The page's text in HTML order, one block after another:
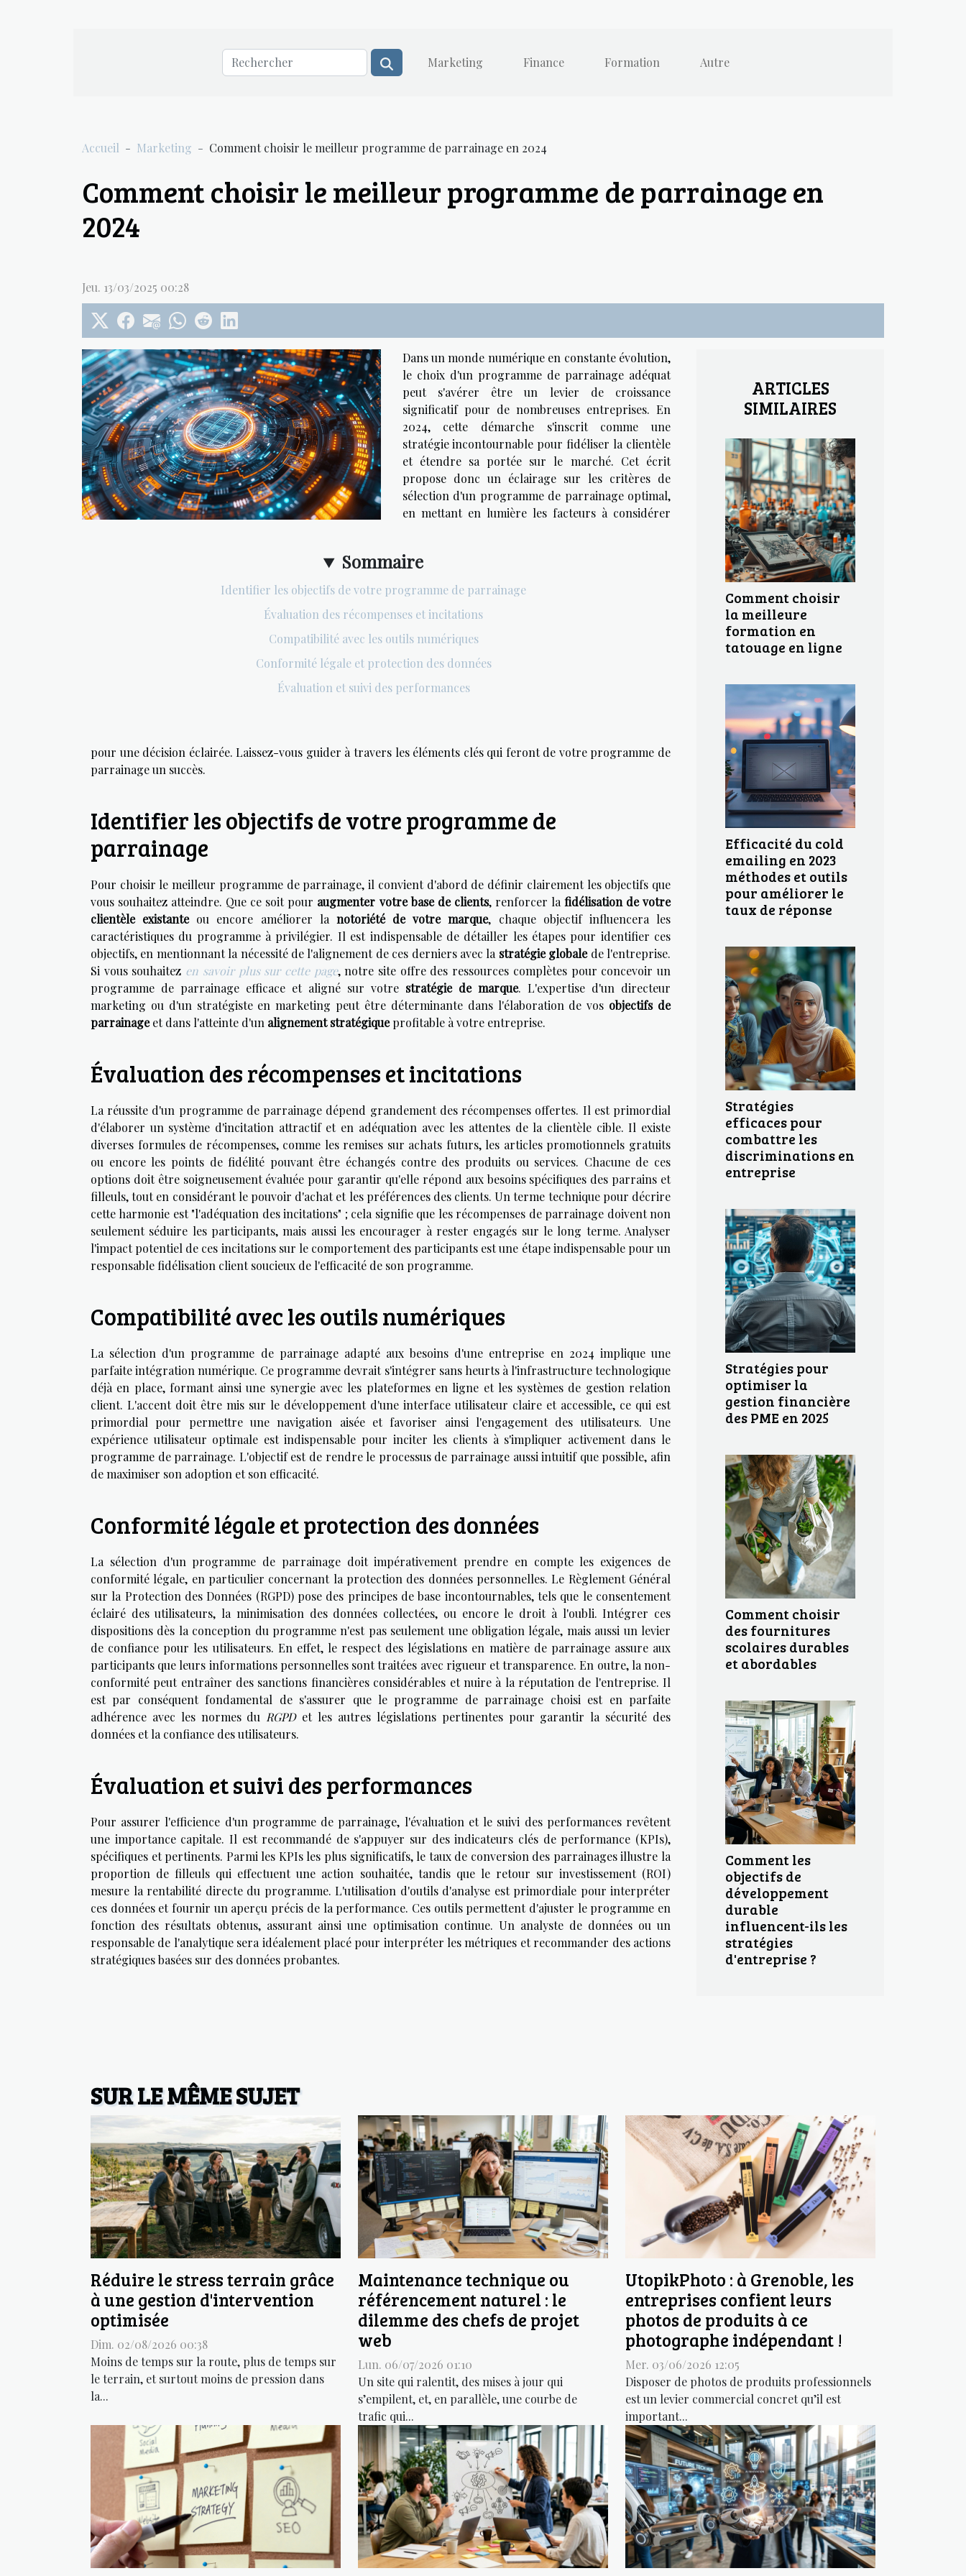
Marketing Finance Formation Autre
Accueil Marketing Comment choisir le meilleur programme de parrainage en 2024
Comment choisir le meilleur programme de parrainage en
2024
Jeu. 13/03/2025 00:28
Sommaire
Identifier les objectifs de votre programme de parrainage
Évaluation des récompenses et incitations
Compatibilité avec les outils numériques
Conformité légale et protection des données
Évaluation et suivi des performances
Dans un monde numérique en constante évolution,
le choix d'un programme de parrainage adéquat
peut s'avérer être un levier de croissance
significatif pour de nombreuses entreprises. En
2024, cette démarche s'inscrit comme une
stratégie incontournable pour fidéliser la clientèle
et étendre sa portée sur le marché. Cet écrit
propose donc un éclairage sur les critères de
sélection d'un programme de parrainage optimal,
en mettant en lumière les facteurs à considérer
pour une décision éclairée. Laissez-vous guider à travers les éléments clés qui feront de votre programme de
parrainage un succès.
Identifier les objectifs de votre programme de
parrainage
Pour choisir le meilleur programme de parrainage, il convient d'abord de définir clairement les objectifs que
vous souhaitez atteindre. Que ce soit pour augmenter votre base de clients, renforcer lafidélisation de votre
clientèle existanteou encore améliorer la notoriété de votre marque, chaque objectif influencera les
caractéristiques du programme à privilégier. Il est indispensable de détailler les étapes pour identifier ces
objectifs, en mentionnant la nécessité de l'alignement de ces derniers avec la stratégie globalede l'entreprise.
Si vous souhaitez en savoir plus sur cette page, notre site offre des ressources complètes pour concevoir un
programme de parrainage efficace et aligné sur votre stratégie de marque. L'expertise d'un directeur
marketing ou d'un stratégiste en marketing peut être déterminante dans l'élaboration de vos objectifs de
parrainageet dans l'atteinte d'un alignement stratégiqueprofitable à votre entreprise.
Évaluation des récompenses et incitations
La réussite d'un programme de parrainage dépend grandement des récompenses offertes. Il est primordial
d'élaborer un système d'incitation attractif et en adéquation avec les attentes de la clientèle cible. Il existe
diverses formules de récompenses, comme les remises sur achats futurs, les articles promotionnels gratuits
ou encore les points de fidélité pouvant être échangés contre des produits ou services. Chacune de ces
options doit être soigneusement évaluée pour garantir qu'elle répond aux besoins spécifiques des parrains et
filleuls, tout en considérant le pouvoir d'achat et les préférences des clients. Un terme technique pour décrire
cette harmonie est "l'adéquation des incitations" ; cela signifie que les récompenses de parrainage doivent non
seulement séduire les participants, mais aussi les encourager à rester engagés sur le long terme. Analyser
l'impact potentiel de ces incitations sur le comportement des participants est une étape indispensable pour un
responsable fidélisation client soucieux de l'efficacité de son programme.
Compatibilité avec les outils numériques
La sélection d'un programme de parrainage adapté aux besoins d'une entreprise en 2024 implique une
parfaite intégration numérique. Ce programme devrait s'intégrer sans heurts à l'infrastructure technologique
déjà en place, formant ainsi une synergie avec les plateformes en ligne et les systèmes de gestion relation
client. L'accent doit être mis sur le développement d'une interface utilisateur claire et accessible, ce qui est
primordial pour permettre une navigation aisée et favoriser ainsi l'engagement des utilisateurs. Une
expérience utilisateur optimale est indispensable pour inciter les clients à s'impliquer activement dans le
programme de parrainage. L'objectif est de rendre le processus de parrainage aussi intuitif que possible, afin
de maximiser son adoption et son efficacité.
Conformité légale et protection des données
La sélection d'un programme de parrainage doit impérativement prendre en compte les exigences de
conformité légale, en particulier concernant la protection des données personnelles. Le Règlement Général
sur la Protection des Données (RGPD) pose des principes de base incontournables, tels que le consentement
éclairé des utilisateurs, la minimisation des données collectées, ou encore le droit à l'oubli. Intégrer ces
dispositions dès la conception du programme n'est pas seulement une obligation légale, mais aussi un levier
de confiance pour les utilisateurs. En effet, le respect des législations en matière de parrainage assure aux
participants que leurs informations personnelles sont traitées avec rigueur et transparence. En outre, la non-
conformité peut entraîner des sanctions financières considérables et nuire à la réputation de l'entreprise. Il
est par conséquent fondamental de s'assurer que le programme de parrainage choisi est en parfaite
adhérence avec les normes du RGPDet les autres législations pertinentes pour garantir la sécurité des
données et la confiance des utilisateurs.
Évaluation et suivi des performances
Pour assurer l'efficience d'un programme de parrainage, l'évaluation et le suivi des performances revêtent
une importance capitale. Il est recommandé de s'appuyer sur des indicateurs clés de performance (KPIs),
spécifiques et pertinents. Parmi les KPIs les plus significatifs, le taux de conversion des parrainages illustre la
proportion de filleuls qui effectuent une action souhaitée, tandis que le retour sur investissement (ROI)
mesure la rentabilité directe du programme. L'utilisation d'outils d'analyse est primordiale pour interpréter
ces données et fournir un aperçu précis de la performance. Ces outils permettent d'ajuster le programme en
fonction des résultats obtenus, assurant ainsi une optimisation continue. Un analyste de données ou un
responsable de l'analytique sera idéalement placé pour interpréter les métriques et recommander des actions
stratégiques basées sur des données probantes.
ARTICLES
SIMILAIRES
Comment choisir
la meilleure
formation en
tatouage en ligne
Efficacité du cold
emailing en 2023
méthodes et outils
pour améliorer le
taux de réponse
Stratégies
efficaces pour
combattre les
discriminations en
entreprise
Stratégies pour
optimiser la
gestion financière
des PME en 2025
Comment choisir
des fournitures
scolaires durables
et abordables
Comment les
objectifs de
développement
durable
influencent-ils les
stratégies
d'entreprise ?
SUR LE MÊME SUJET
Réduire le stress terrain grâce
à une gestion d'intervention
optimisée
Dim. 02/08/2026 00:38
Moins de temps sur la route, plus de temps sur
le terrain, et surtout moins de pression dans
la...
Maintenance technique ou
référencement naturel : le
dilemme des chefs de projet
web
Lun. 06/07/2026 01:10
Un site qui ralentit, des mises à jour qui
s’empilent, et, en parallèle, une courbe de
trafic qui...
UtopikPhoto : à Grenoble, les
entreprises confient leurs
photos de produits à ce
photographe indépendant !
Mer. 03/06/2026 12:05
Disposer de photos de produits professionnels
est un levier commercial concret qu’il est
important...